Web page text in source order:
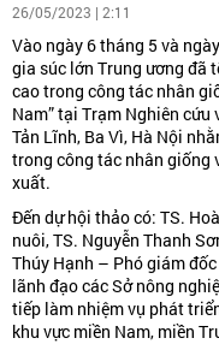
26/05/2023 | 2:11
Vào ngày 6 tháng 5 và
gia súc lớn Trung ương đã
cao trong công tác nhân
Nam” tại Trạm Nghiên
Tản Lĩnh, Ba Vì, Hà Nội
trong công tác nhân giống
xuất.
Đến dự hội thảo có: TS.
nuôi, TS. Nguyễn Thanh
Thúy Hạnh – Phó giám
lãnh đạo các Sở nông
tiếp làm nhiệm vụ phát
khu vực miền Nam, miền